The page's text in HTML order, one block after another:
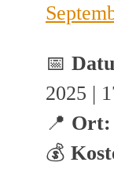
📅
2025 |
📍 Ort:
💰